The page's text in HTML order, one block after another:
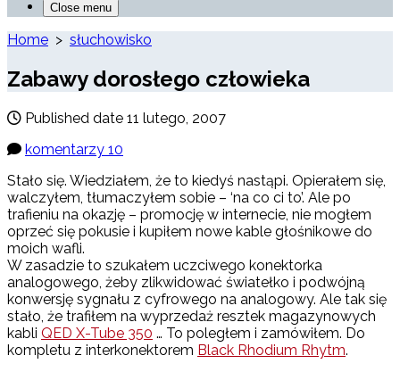
Close menu
Home > słuchowisko
Zabawy dorosłego człowieka
Published date 11 lutego, 2007
komentarzy 10
Stało się. Wiedziałem, że to kiedyś nastąpi. Opierałem się,
walczyłem, tłumaczyłem sobie – ‘na co ci to’. Ale po
trafieniu na okazję – promocję w internecie, nie mogłem
oprzeć się pokusie i kupiłem nowe kable głośnikowe do
moich wafli.
W zasadzie to szukałem uczciwego konektorka
analogowego, żeby zlikwidować światełko i podwójną
konwersję sygnału z cyfrowego na analogowy. Ale tak się
stało, że trafiłem na wyprzedaż resztek magazynowych
kabli QED X-Tube 350 … To poległem i zamówiłem. Do
kompletu z interkonektorem Black Rhodium Rhytm.